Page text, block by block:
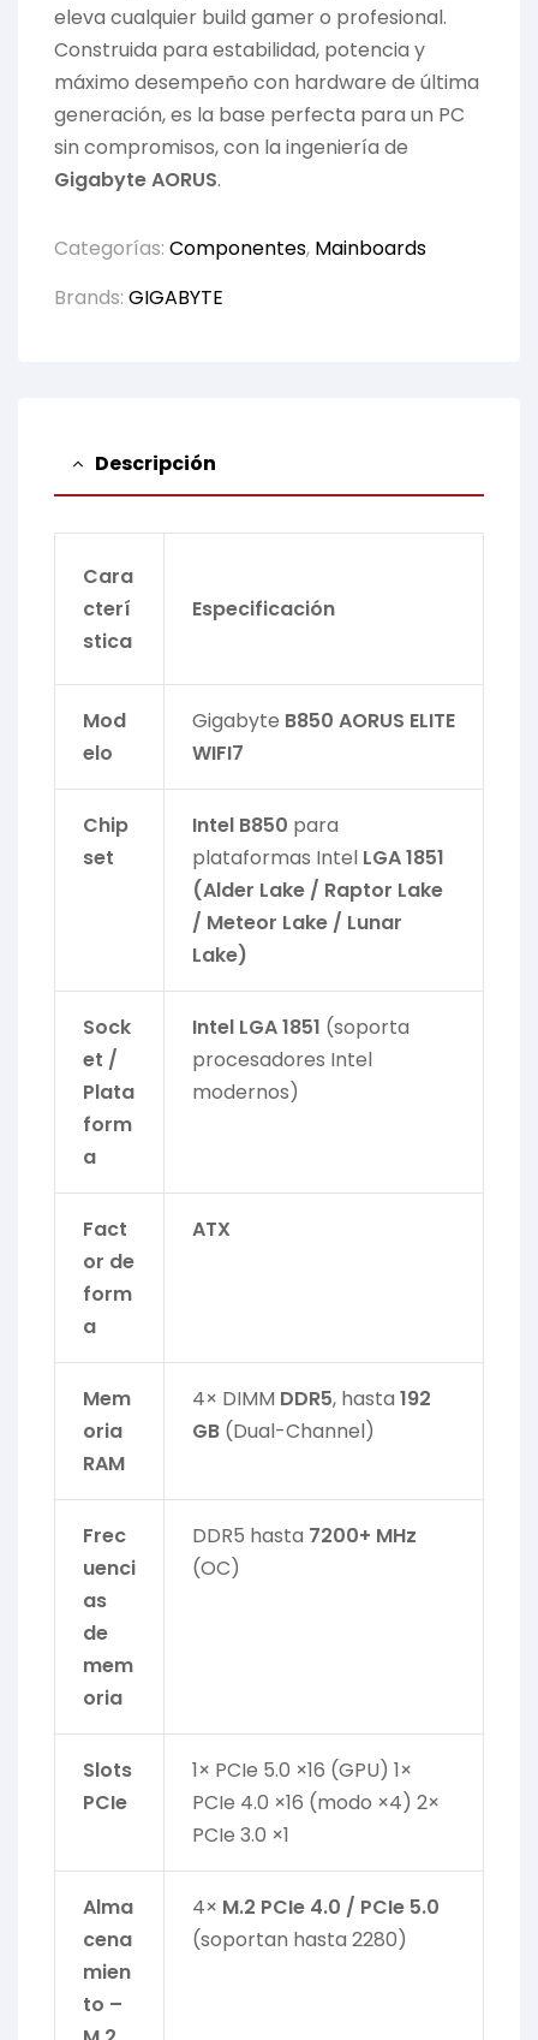
eleva cualquier build gamer o profesional.
Construida para estabilidad, potencia y
máximo desempeño con hardware de última
generación, es la base perfecta para un PC
sin compromisos, con la ingeniería de
GigabyteAORUS.
Categorías: Componentes, Mainboards
Brands: GIGABYTE
Descripción
Cara
cterí
stica
Especificación
Mod
elo
Gigabyte B850 AORUS ELITE
WIFI7
Chip
set
Intel B850 para
plataformas Intel LGA 1851
(Alder Lake / Raptor Lake
/ Meteor Lake / Lunar
Lake)
Sock
et /
Plata
form
a
Intel LGA 1851 (soporta
procesadores Intel
modernos)
Fact
or de
form
a
ATX
Mem
oria
RAM
4× DIMM DDR5, hasta 192
GB(Dual-Channel)
Frec
uenci
as
de
mem
oria
DDR5 hasta 7200+ MHz
(OC)
Slots
PCIe
1× PCIe 5.0 ×16 (GPU) 1×
PCIe 4.0 ×16 (modo ×4) 2×
PCIe 3.0 ×1
Alma
cena
mien
to –
4× M.2 PCIe 4.0 / PCIe 5.0
(soportan hasta 2280)